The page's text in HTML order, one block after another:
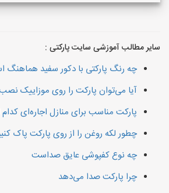
سایر مطالب آموزشی سایت پارکتی :
چه رنگ پارکتی با دکور سفید هماهنگ
آیا می‌توان پارکت را روی موزاییک
پارکت مناسب برای منازل اجاره‌ای
چطور لکه روغن را از روی پارکت پاک
چه نوع کفپوشی عایق صداست
چرا پارکت صدا می‌دهد